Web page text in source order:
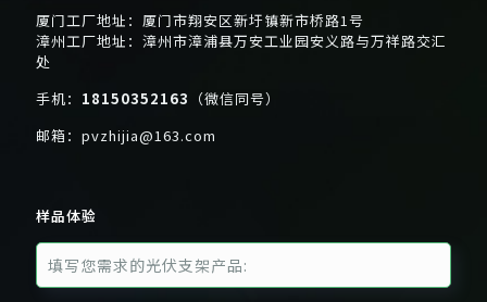
厦门工厂地址：厦门市翔安区新圩镇新市桥路1号
漳州工厂地址：漳州市漳浦县万安工业园安义路与万祥路交汇
处
手机： 18150352163 （微信同号）
邮箱： pvzhijia@163.com
样品体验